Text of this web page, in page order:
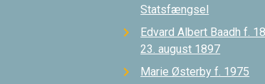
Statsfængsel
Edvard Albert Baadh f.
23. august 1897
Marie Østerby f. 1975